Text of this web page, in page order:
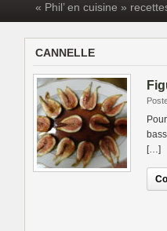
« Phil’ en cuisine »
CANNELLE
[…]